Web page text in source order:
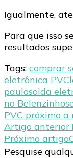
Igualmente,
Para que isso
resultados
Tags: comprar
eletrônica PVC
paulosolda
no Belenzinho
PVC próximo a
de
Artigo anterior
Próximo artigo
Procurando
Pesquise